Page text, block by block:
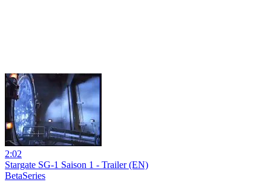
2:02
Stargate SG-1 Saison 1 - Trailer (EN)
BetaSeries